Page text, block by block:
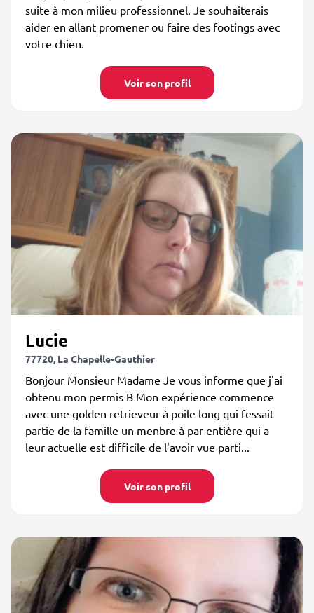
suite à mon milieu professionnel. Je souhaiterais
aider en allant promener ou faire des footings avec
votre chien.
Voir son profil
Lucie
77720, La Chapelle-Gauthier
Bonjour Monsieur Madame Je vous informe que j'ai
obtenu mon permis B Mon expérience commence
avec une golden retrieveur à poile long qui fessait
partie de la famille un menbre à par entière qui a
leur actuelle est difficile de l'avoir vue parti...
Voir son profil